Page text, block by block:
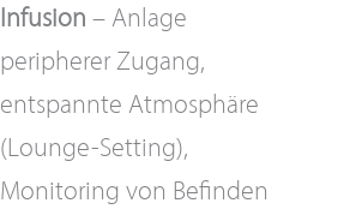
Infusion – Anlage
peripherer Zugang,
entspannte Atmosphäre
(Lounge-Setting),
Monitoring von Befinden